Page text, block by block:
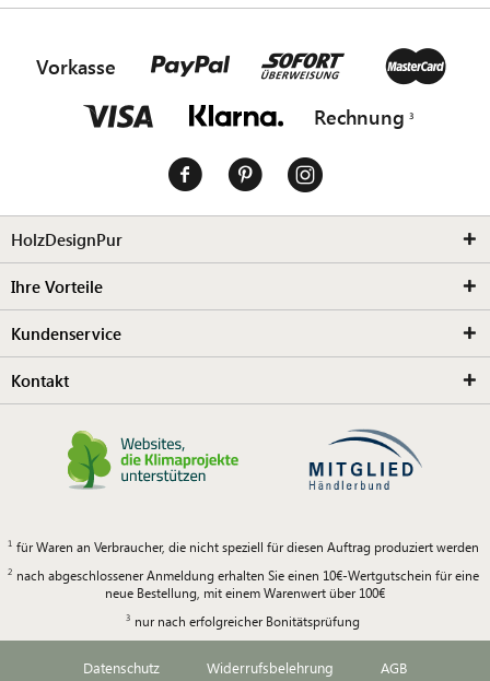
Vorkasse
Rechnung
HolzDesignPur
Ihre Vorteile
Kundenservice
Kontakt
für Waren an Verbraucher, die nicht speziell für diesen Auftrag produziert werden
nach abgeschlossener Anmeldung erhalten Sie einen 10€-Wertgutschein für eine
neue Bestellung, mit einem Warenwert über 100€
nur nach erfolgreicher Bonitätsprüfung
Datenschutz Widerrufsbelehrung AGB